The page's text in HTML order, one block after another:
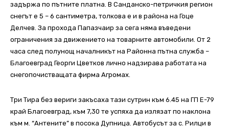
задържа по пътните платна. В Санданско-петричкия регион
снегът е 5 – 6 сантиметра, толкова е и в района на Гоце
Делчев. За прохода Папазчаир за сега няма въведени
ограничения за движението на товарните автомобили. От 2
часа след полунощ началникът на Районна пътна служба –
Благоевград Георги Цветков лично надзирава работата на
снегопочистващата фирма Агромах.
Три Тира без вериги закъсаха тази сутрин към 6.45 на ГП Е-79
край Благоевград, към 7,30 те успяха да излязат по наклона
към м. “Антените” в посока Дупница. Автобусът за с. Рилци в